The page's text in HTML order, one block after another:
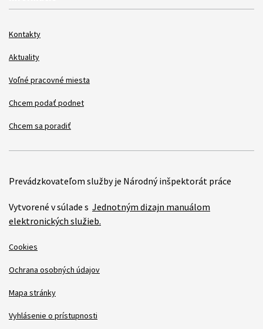
Kontakty
Aktuality
Voľné pracovné miesta
Chcem podať podnet
Chcem sa poradiť
Prevádzkovateľom služby je Národný inšpektorát práce
Vytvorené v súlade s Jednotným dizajn manuálom
elektronických služieb.
Cookies
Ochrana osobných údajov
Mapa stránky
Vyhlásenie o prístupnosti